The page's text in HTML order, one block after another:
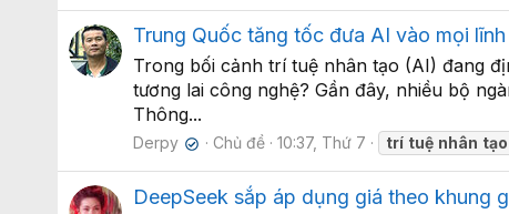
Trung Quốc tăng tốc đưa AI vào mọi
Trong bối cảnh trí tuệ nhân tạo (AI) đang
tương lai công nghệ? Gần đây, nhiều bộ
Thông...
Derpy ✔ Chủ đề 10:37, Thứ 7 trí tuệ nhân tạo
DeepSeek sắp áp dụng giá theo khung